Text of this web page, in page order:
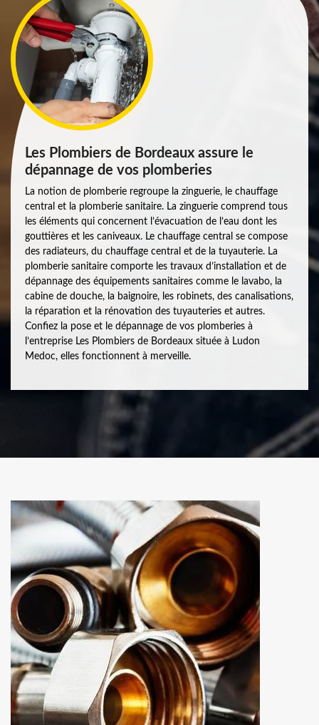
Les Plombiers de Bordeaux assure le
dépannage de vos plomberies
La notion de plomberie regroupe la zinguerie, le chauffage
central et la plomberie sanitaire. La zinguerie comprend tous
les éléments qui concernent l’évacuation de l’eau dont les
gouttières et les caniveaux. Le chauffage central se compose
des radiateurs, du chauffage central et de la tuyauterie. La
plomberie sanitaire comporte les travaux d’installation et de
dépannage des équipements sanitaires comme le lavabo, la
cabine de douche, la baignoire, les robinets, des canalisations,
la réparation et la rénovation des tuyauteries et autres.
Confiez la pose et le dépannage de vos plomberies à
l’entreprise Les Plombiers de Bordeaux située à Ludon
Medoc, elles fonctionnent à merveille.